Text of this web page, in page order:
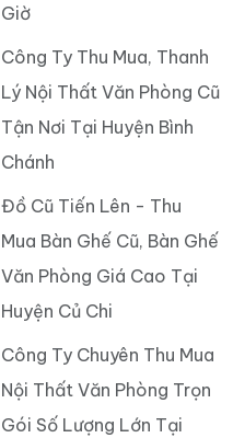
Giờ
Công Ty Thu Mua, Thanh
Lý Nội Thất Văn Phòng Cũ
Tận Nơi Tại Huyện Bình
Chánh
Đồ Cũ Tiến Lên - Thu
Mua Bàn Ghế Cũ, Bàn Ghế
Văn Phòng Giá Cao Tại
Huyện Củ Chi
Công Ty Chuyên Thu Mua
Nội Thất Văn Phòng Trọn
Gói Số Lượng Lớn Tại